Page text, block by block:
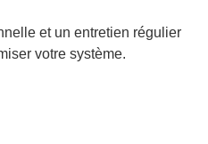
et un entretien régulier
votre système.